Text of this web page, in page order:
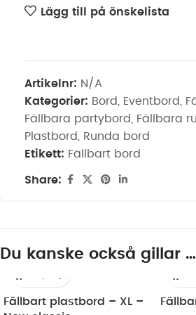
Lägg till på önskelista
Artikelnr: N/A
Kategorier: Bord, Eventbord,
Fällbara partybord, Fällbara
Plastbord, Runda bord
Etikett: Fällbart bord
Share:
Du kanske också gillar …
Fällbart plastbord – XL –